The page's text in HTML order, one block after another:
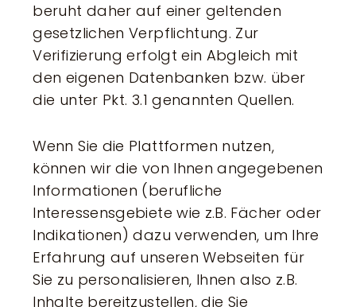
beruht daher auf einer geltenden
gesetzlichen Verpflichtung. Zur
Verifizierung erfolgt ein Abgleich mit
den eigenen Datenbanken bzw. über
die unter Pkt. 3.1 genannten Quellen.
Wenn Sie die Plattformen nutzen,
können wir die von Ihnen angegebenen
Informationen (berufliche
Interessensgebiete wie z.B. Fächer oder
Indikationen) dazu verwenden, um Ihre
Erfahrung auf unseren Webseiten für
Sie zu personalisieren, Ihnen also z.B.
Inhalte bereitzustellen, die Sie